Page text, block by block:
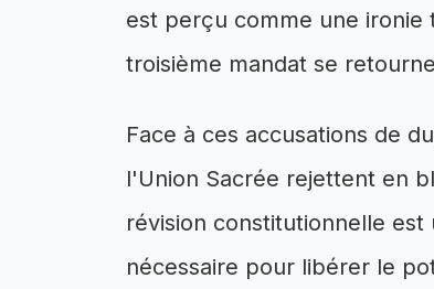
est perçu comme une ironie
troisième mandat se
Face à ces accusations de
l'Union Sacrée rejettent en
révision constitutionnelle
nécessaire pour libérer le